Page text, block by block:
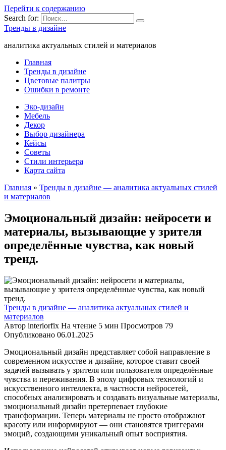
Перейти к содержанию
Search for:
Тренды в дизайне
аналитика актуальных стилей и материалов
Главная
Тренды в дизайне
Цветовые палитры
Ошибки в ремонте
Эко-дизайн
Мебель
Декор
Выбор дизайнера
Кейсы
Советы
Стили интерьера
Карта сайта
Главная » Тренды в дизайне — аналитика актуальных стилей
и материалов
Эмоциональный дизайн: нейросети и
материалы, вызывающие у зрителя
определённые чувства, как новый
тренд.
Тренды в дизайне — аналитика актуальных стилей и
материалов
Автор interiorfix На чтение 5 мин Просмотров 79
Опубликовано 06.01.2025
Эмоциональный дизайн представляет собой направление в
современном искусстве и дизайне, которое ставит своей
задачей вызывать у зрителя или пользователя определённые
чувства и переживания. В эпоху цифровых технологий и
искусственного интеллекта, в частности нейросетей,
способных анализировать и создавать визуальные материалы,
эмоциональный дизайн претерпевает глубокие
трансформации. Теперь материалы не просто отображают
красоту или информируют — они становятся триггерами
эмоций, создающими уникальный опыт восприятия.